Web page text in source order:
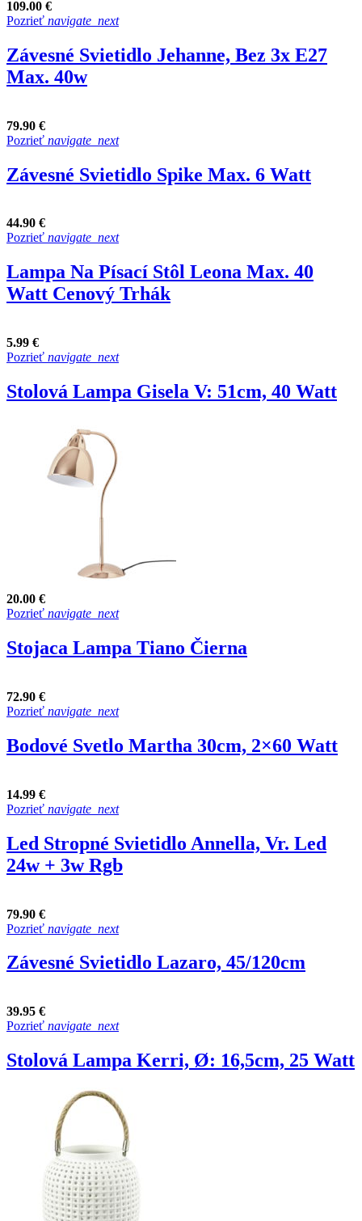
109.00 €
Pozrieť navigate_next
Závesné Svietidlo Jehanne, Bez 3x E27
Max. 40w
79.90 €
Pozrieť navigate_next
Závesné Svietidlo Spike Max. 6 Watt
44.90 €
Pozrieť navigate_next
Lampa Na Písací Stôl Leona Max. 40
Watt Cenový Trhák
5.99 €
Pozrieť navigate_next
Stolová Lampa Gisela V: 51cm, 40 Watt
20.00 €
Pozrieť navigate_next
Stojaca Lampa Tiano Čierna
72.90 €
Pozrieť navigate_next
Bodové Svetlo Martha 30cm, 2×60 Watt
14.99 €
Pozrieť navigate_next
Led Stropné Svietidlo Annella, Vr. Led
24w + 3w Rgb
79.90 €
Pozrieť navigate_next
Závesné Svietidlo Lazaro, 45/120cm
39.95 €
Pozrieť navigate_next
Stolová Lampa Kerri, Ø: 16,5cm, 25 Watt